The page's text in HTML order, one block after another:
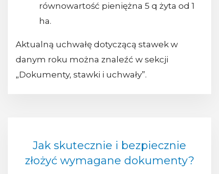
równowartość pieniężna 5 q żyta od 1
ha.
Aktualną uchwałę dotyczącą stawek w
danym roku można znaleźć w sekcji
„Dokumenty, stawki i uchwały”.
Jak skutecznie i bezpiecznie
złożyć wymagane dokumenty?